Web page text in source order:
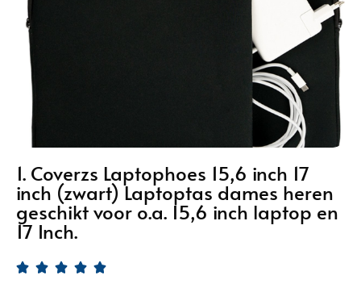
1. Coverzs Laptophoes 15,6 inch 17
inch (zwart) Laptoptas dames heren
geschikt voor o.a. 15,6 inch laptop en
17 Inch.
    